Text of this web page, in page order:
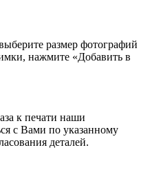
размер фотографий
нажмите «Добавить в
к печати наши
с Вами по указанному
деталей.